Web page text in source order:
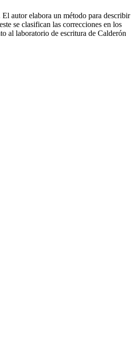
autor elabora un método para describir
se clasifican las correcciones en los
al laboratorio de escritura de Calderón